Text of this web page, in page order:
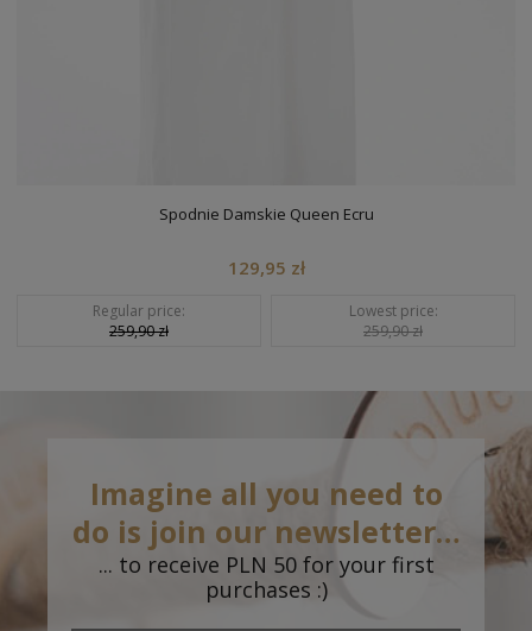
Spodnie Damskie Queen Ecru
129,95 zł
Regular price:
259,90 zł
Lowest price:
259,90 zł
Imagine all you need to
do is join our newsletter…
... to receive PLN 50 for your first
purchases :)